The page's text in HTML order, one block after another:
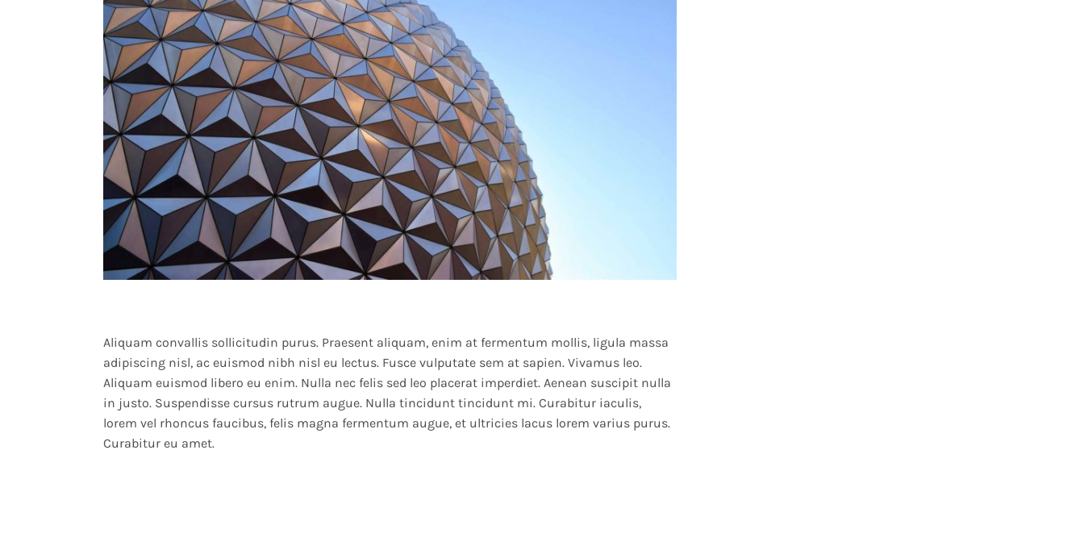
Aliquam convallis sollicitudin purus. Praesent aliquam, enim at fermentum mollis, ligula massa
adipiscing nisl, ac euismod nibh nisl eu lectus. Fusce vulputate sem at sapien. Vivamus leo.
Aliquam euismod libero eu enim. Nulla nec felis sed leo placerat imperdiet. Aenean suscipit nulla
in justo. Suspendisse cursus rutrum augue. Nulla tincidunt tincidunt mi. Curabitur iaculis,
lorem vel rhoncus faucibus, felis magna fermentum augue, et ultricies lacus lorem varius purus.
Curabitur eu amet.